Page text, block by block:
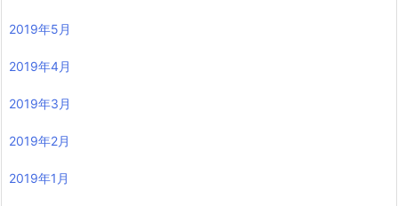
2019年5月
2019年4月
2019年3月
2019年2月
2019年1月